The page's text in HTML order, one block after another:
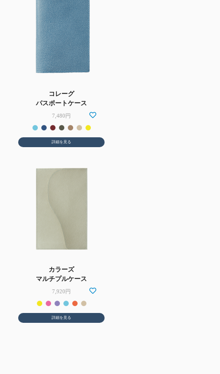
コレーグ
パスポートケース
7,480円
詳細を見る
カラーズ
マルチプルケース
7,920円
詳細を見る